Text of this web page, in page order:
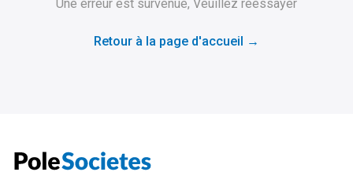
Une erreur est survenue, Veuillez réessayer
Retour à la page d'accueil →